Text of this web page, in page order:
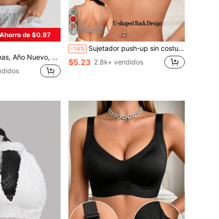
Ahorro de $0.97
Conjunto de sujetador de 3/4 de taza, 2 Sujetador con aros de encaje de contraste sólido para mujer, Lencería rosa con detalles acogedores y elegantes
6
-14% Sujetador push-up sin costuras para mujer, sujetador sin marcas con almohadillas extraíbles, sujetador sin aros cómodo con elevación, ropa interior de estilo básico, uso diario
$5.23 2.8k+ vendidos